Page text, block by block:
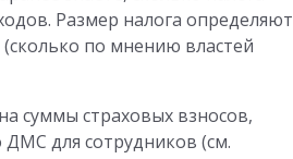
Размер налога определяют
по мнению властей
суммы страховых взносов,
для сотрудников (см.